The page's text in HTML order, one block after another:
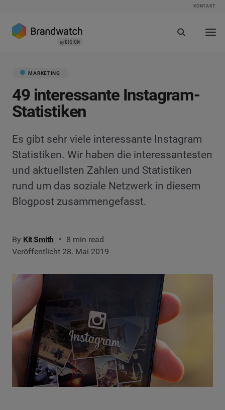
KONTAKT
MARKETING
49 interessante Instagram-
Statistiken
Es gibt sehr viele interessante Instagram
Statistiken. Wir haben die interessantesten
und aktuellsten Zahlen und Statistiken
rund um das soziale Netzwerk in diesem
Blogpost zusammengefasst.
By Kit Smith
8 min read
Veröffentlicht 28. Mai 2019